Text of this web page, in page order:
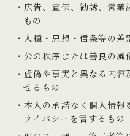
広告、宣伝、勧誘、営業
もの
人種・思想・信条等の差
公の秩序または善良の風
虚偽や事実と異なる内容
せるもの
本人の承諾なく個人情
ライバシーを害するもの